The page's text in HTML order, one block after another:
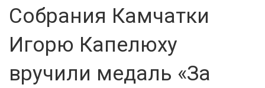
Собрания Камчатки
Игорю Капелюху
вручили медаль «За